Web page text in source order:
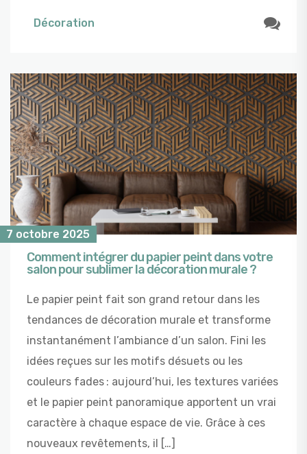
Décoration
7 octobre 2025
Comment intégrer du papier peint dans votre
salon pour sublimer la décoration murale ?
Le papier peint fait son grand retour dans les
tendances de décoration murale et transforme
instantanément l’ambiance d’un salon. Fini les
idées reçues sur les motifs désuets ou les
couleurs fades : aujourd’hui, les textures variées
et le papier peint panoramique apportent un vrai
caractère à chaque espace de vie. Grâce à ces
nouveaux revêtements, il […]